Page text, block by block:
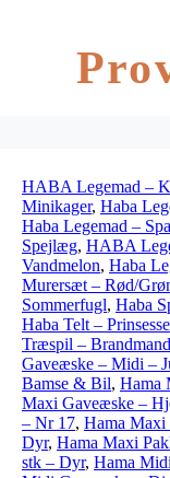
HABA Legemad –
Minikager, Haba
Haba Legemad –
Spejlæg, HABA
Vandmelon, Haba
Murersæt – Rød/
Sommerfugl, Haba
Haba Telt –
Træspil –
Gaveæske – Midi –
Bamse & Bil, Hama
Maxi Gaveæske –
– Nr 17, Hama Maxi
Dyr, Hama Maxi
stk – Dyr, Hama